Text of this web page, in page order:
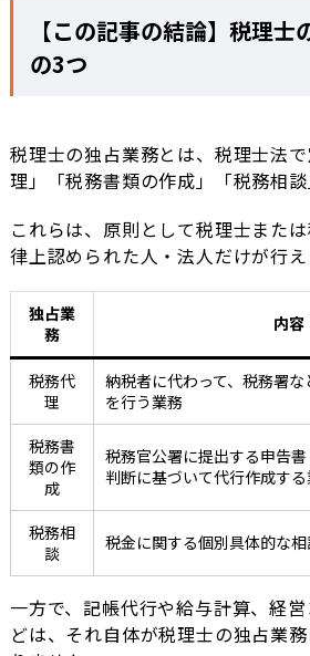
【この記事の結論】税理士
の3つ
税理士の独占業務とは、税理士法
理」「税務書類の作成」「税務相談
これらは、原則として税理士また
律上認められた人・法人だけが行え
独占業
務
内容
税務代
理
納税者に代わって、税務署
を行う業務
税務書
類の作
成
税務官公署に提出する申告
判断に基づいて代行作成する
税務相
談
税金に関する個別具体的な
一方で、記帳代行や給与計算、経
どは、それ自体が税理士の独占業